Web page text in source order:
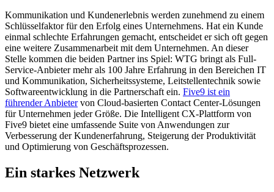
Kommunikation und Kundenerlebnis werden zunehmend zu einem
Schlüsselfaktor für den Erfolg eines Unternehmens. Hat ein Kunde
einmal schlechte Erfahrungen gemacht, entscheidet er sich oft gegen
eine weitere Zusammenarbeit mit dem Unternehmen. An dieser
Stelle kommen die beiden Partner ins Spiel: WTG bringt als Full-
Service-Anbieter mehr als 100 Jahre Erfahrung in den Bereichen IT
und Kommunikation, Sicherheitssysteme, Leitstellentechnik sowie
Softwareentwicklung in die Partnerschaft ein. Five9 ist ein
führender Anbietervon Cloud-basierten Contact Center-Lösungen
für Unternehmen jeder Größe. Die Intelligent CX-Plattform von
Five9 bietet eine umfassende Suite von Anwendungen zur
Verbesserung der Kundenerfahrung, Steigerung der Produktivität
und Optimierung von Geschäftsprozessen.
Ein starkes Netzwerk